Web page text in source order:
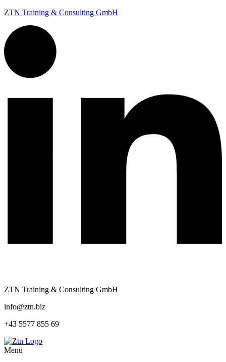
ZTN Training & Consulting GmbH
ZTN Training & Consulting GmbH
info@ztn.biz
+43 5577 855 69
Menü